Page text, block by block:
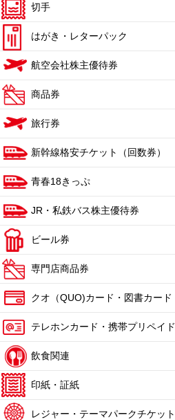
切手
はがき・レターパック
航空会社株主優待券
商品券
旅行券
新幹線格安チケット（回数券）
青春18きっぷ
JR・私鉄バス株主優待券
ビール券
専門店商品券
クオ（QUO)カード・図書カード
テレホンカード・携帯プリペイド
飲食関連
印紙・証紙
レジャー・テーマパークチケット